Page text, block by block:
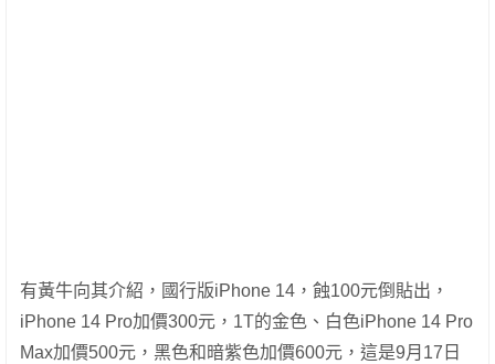
有黃牛向其介紹，國行版iPhone 14，蝕100元倒貼出，
iPhone 14 Pro加價300元，1T的金色、白色iPhone 14 Pro
Max加價500元，黑色和暗紫色加價600元，這是9月17日